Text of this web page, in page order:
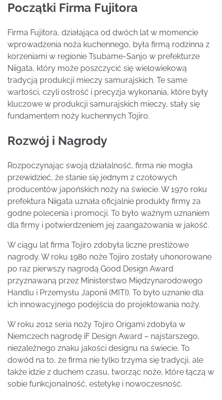
Początki Firma Fujitora
Firma Fujitora, działająca od dwóch lat w momencie
wprowadzenia noża kuchennego, była firmą rodzinna z
korzeniami w regionie Tsubame-Sanjo w prefekturze
Niigata, który może poszczycić się wielowiekową
tradycją produkcji mieczy samurajskich. Te same
wartości, czyli ostrość i precyzja wykonania, które były
kluczowe w produkcji samurajskich mieczy, stały się
fundamentem noży kuchennych Tojiro.
Rozwój i Nagrody
Rozpoczynając swoją działalność, firma nie mogła
przewidzieć, że stanie się jednym z czołowych
producentów japońskich noży na świecie. W 1970 roku
prefektura Niigata uznała oficjalnie produkty firmy za
godne polecenia i promocji. To było ważnym uznaniem
dla firmy i potwierdzeniem jej zaangażowania w jakość.
W ciągu lat firma Tojiro zdobyła liczne prestiżowe
nagrody. W roku 1980 noże Tojiro zostały uhonorowane
po raz pierwszy nagrodą Good Design Award
przyznawaną przez Ministerstwo Międzynarodowego
Handlu i Przemysłu Japonii (MITI). To było uznanie dla
ich innowacyjnego podejścia do projektowania noży.
W roku 2012 seria noży Tojiro Origami zdobyła w
Niemczech nagrodę iF Design Award – najstarszego,
niezależnego znaku jakości designu na świecie. To
dowód na to, że firma nie tylko trzyma się tradycji, ale
także idzie z duchem czasu, tworząc noże, które łączą w
sobie funkcjonalność, estetykę i nowoczesność.